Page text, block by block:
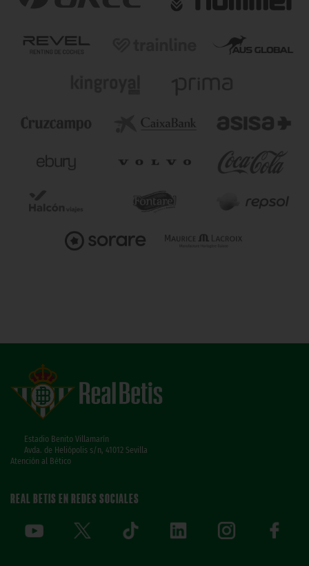
Estadio Benito Villamarín
Avda. de Heliópolis s/n, 41012 Sevilla
Atención al Bético
REAL BETIS EN REDES SOCIALES